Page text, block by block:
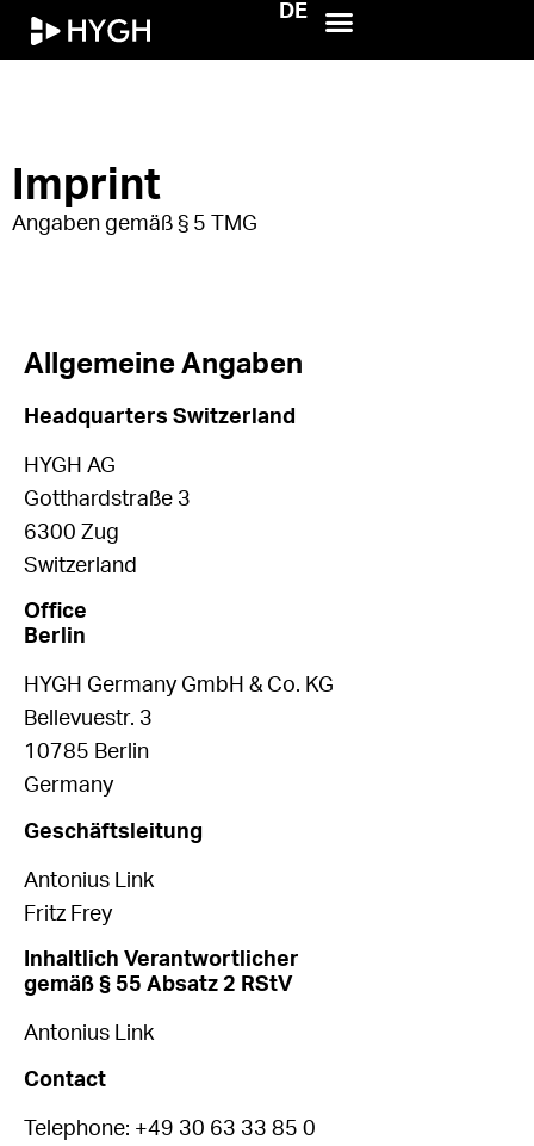
HYGH.tech DE
Imprint
Angaben gemäß § 5 TMG
Allgemeine Angaben
Headquarters Switzerland
HYGH AG
Gotthardstraße 3
6300 Zug
Switzerland
Office
Berlin
HYGH Germany GmbH & Co. KG
Bellevuestr. 3
10785 Berlin
Germany
Geschäftsleitung
Antonius Link
Fritz Frey
Inhaltlich Verantwortlicher
gemäß § 55 Absatz 2 RStV
Antonius Link
Contact
Telephone: +49 30 63 33 85 0